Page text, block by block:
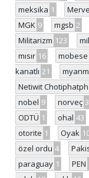
meksika 1
MGK 9 mgsb 2
Militarizm 123
mısır 16 mobese
kanatlı 21
Netiwit
nobel 9 norveç 3
ODTÜ 1 ohal 43
otorite 1 Oyak
özel ordu 4
paraguay 1 PEN